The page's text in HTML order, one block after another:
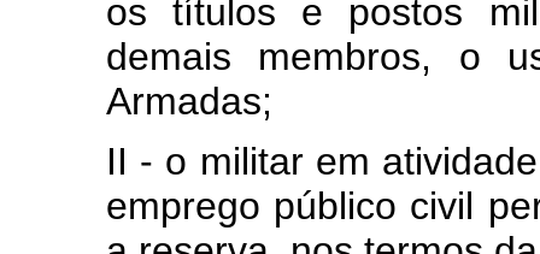
os títulos e postos
demais membros, o
Armadas;
II - o militar em
emprego público civil